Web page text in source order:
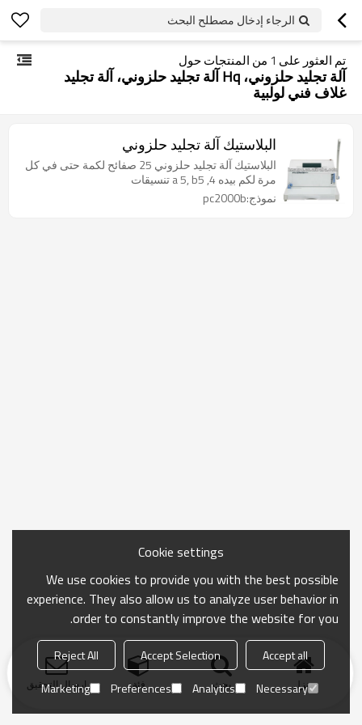
الرجاء إدخال مصطلح البحث
تم العثور على 1 من المنتجات حول
آلة تجليد حلزوني، Hq آلة تجليد حلزوني، آلة تجليد
غلاف فني لولبية
البلاستيك آلة تجليد حلزوني
البلاستيك آلة تجليد حلزوني 25 صفائح لكمة حتى في كل
مرة لكم بيده 4, a 5, b5 تنسيقات
نموذج:pc2000b
منزل بحث فئة ارسال التحقيق
Cookie settings
We use cookies to provide you with the best possible
experience. They also allow us to analyze user behavior in
order to constantly improve the website for you.
Accept all
Accept Selection
Reject All
Necessary
Analytics
Preferences
Marketing